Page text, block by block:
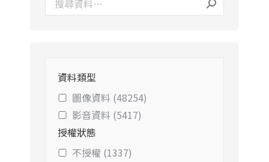
資料類型
圖像資料 (48254)
影音資料 (5417)
授權狀態
不授權 (1337)